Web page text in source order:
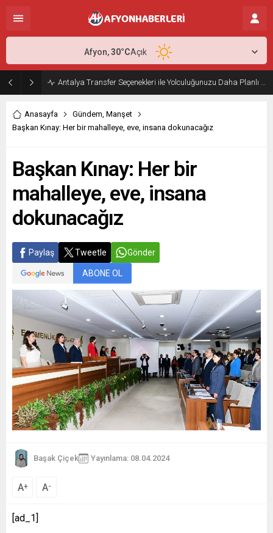
Antalya Transfer Seçenekleri ile Yolculuğunuzu Daha Planlı Hale Getirin
Afyon,30°CAçık
Anasayfa Gündem, Manşet
Başkan Kınay: Her bir mahalleye, eve, insana dokunacağız
Başkan Kınay: Her bir
mahalleye, eve, insana
dokunacağız
Paylaş Tweetle Gönder
ABONE OL
Başak Çiçek Yayınlama: 08.04.2024
A+ A-
[ad_1]